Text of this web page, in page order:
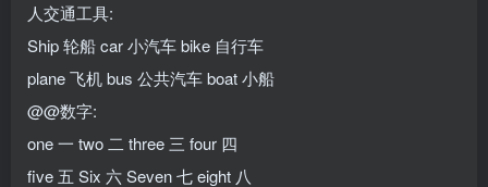
人交通工具:
Ship 轮船 car 小汽车 bike 自行车
plane 飞机 bus 公共汽车 boat 小船
@@数字:
one 一 two 二 three 三 four 四
five 五 Six 六 Seven 七 eight 八